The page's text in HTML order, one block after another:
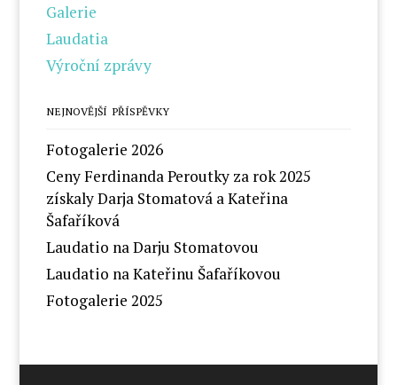
Galerie
Laudatia
Výroční zprávy
NEJNOVĚJŠÍ PŘÍSPĚVKY
Fotogalerie 2026
Ceny Ferdinanda Peroutky za rok 2025
získaly Darja Stomatová a Kateřina
Šafaříková
Laudatio na Darju Stomatovou
Laudatio na Kateřinu Šafaříkovou
Fotogalerie 2025